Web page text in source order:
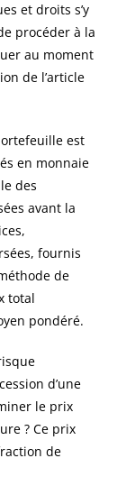
et droits s’y
procéder à la
au moment
de l’article
est
en monnaie
des
avant la
fournis
de
total
pondéré.
d’une
le prix
? Ce prix
de